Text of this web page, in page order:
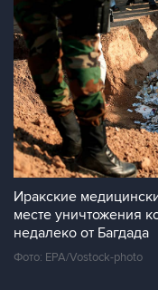
Иракские
месте уничтожения
недалеко от Багдада
Фото: EPA/Vostock-photo